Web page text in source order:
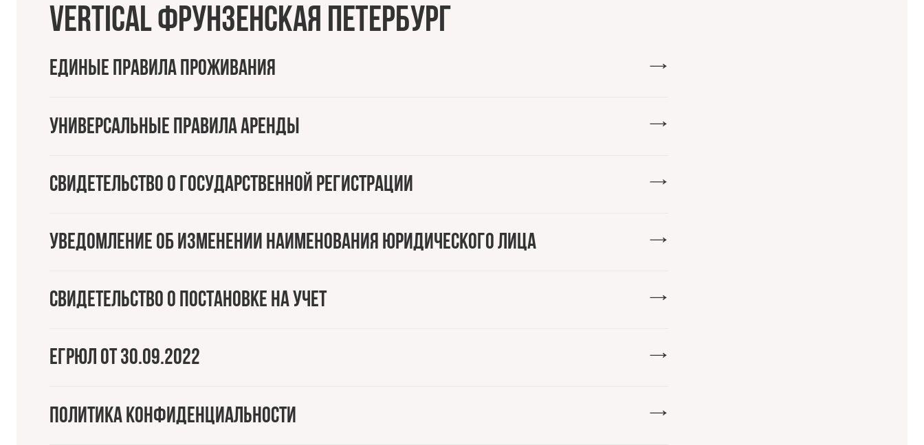
Vertical Фрунзенская Петербург
Единые правила проживания
Универсальные правила аренды
Свидетельство о государственной регистрации
Уведомление об изменении наименования юридического лица
Свидетельство о постановке на учет
ЕГРЮЛ от 30.09.2022
Политика конфиденциальности